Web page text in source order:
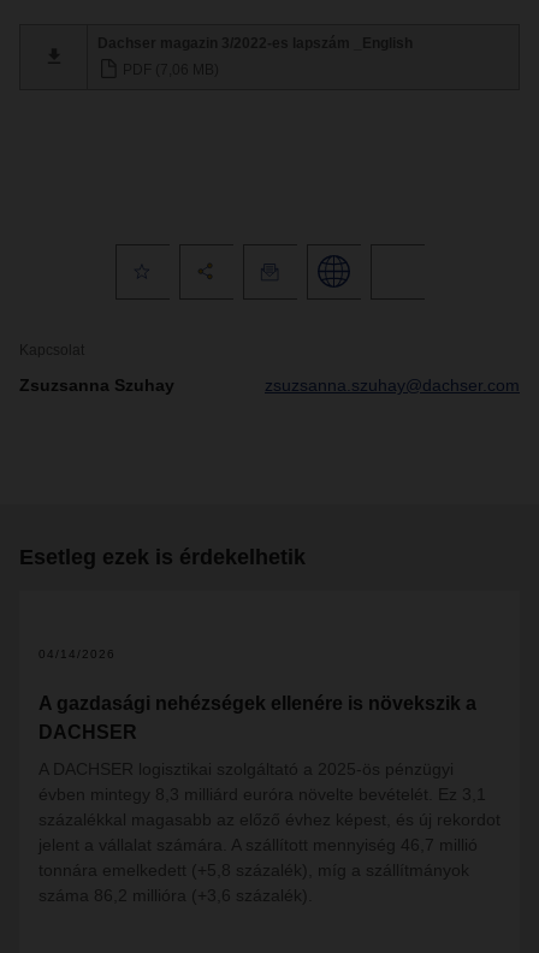
Kapcsolat
Zsuzsanna Szuhay zsuzsanna.szuhay@dachser.com
Esetleg ezek is érdekelhetik
04/14/2026
A gazdasági nehézségek ellenére is növekszik a
DACHSER
A DACHSER logisztikai szolgáltató a 2025-ös pénzügyi
évben mintegy 8,3 milliárd euróra növelte bevételét. Ez 3,1
százalékkal magasabb az előző évhez képest, és új rekordot
jelent a vállalat számára. A szállított mennyiség 46,7 millió
tonnára emelkedett (+5,8 százalék), míg a szállítmányok
száma 86,2 millióra (+3,6 százalék).